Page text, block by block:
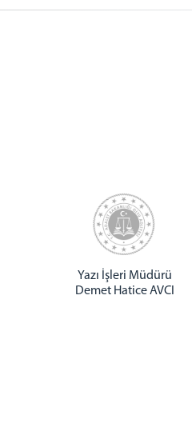
Yazı İşleri Müdürü
Demet Hatice AVCI